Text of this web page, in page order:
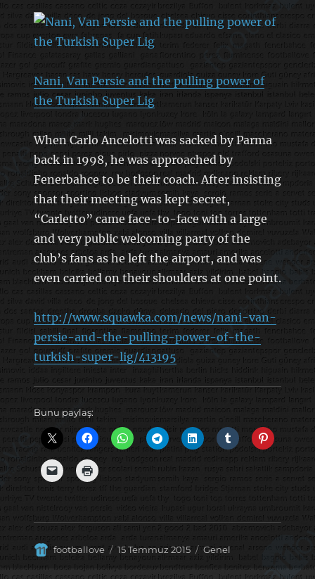
Nani, Van Persie and the pulling power of
the Turkish Super Lig
When Carlo Ancelotti was sacked by Parma
back in 1998, he was approached by
Fenerbahce to be their coach. After insisting
that their meeting was kept secret,
“Carletto” came face-to-face with a large
and very public welcoming party of the
club’s fans as he left the airport, and was
even carried on their shoulders at one point.
http://www.squawka.com/news/nani-van-
persie-and-the-pulling-power-of-the-
turkish-super-lig/413195
Bunu paylaş:
Yazar
footballove
Yayın
15 Temmuz 2015 Kategoriler
Genel